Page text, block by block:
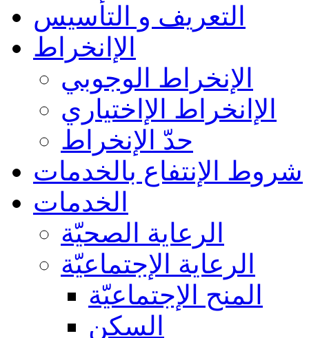
التعريف و التأسيس
الإانخراط
الإنخراط الوجوبي
الإانخراط الإاختياري
حدّ الإنخراط
شروط الإنتفاع بالخدمات
الخدمات
الرعاية الصحيّة
الرعاية الإجتماعيّة
المنح الإجتماعيّة
السكن